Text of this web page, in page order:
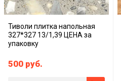
Тиволи плитка напольная
327*327 13/1,39 ЦЕНА за
упаковку
500 руб.